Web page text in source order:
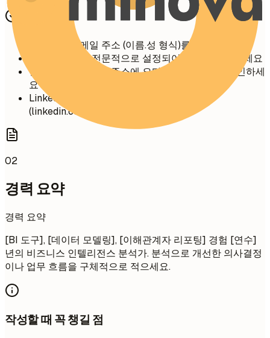
전문적인 이메일 주소 (이름.성 형식)를 사용하세요
음성 메시지는 전문적으로 설정되어 있는지 확인하세요
전화번호와 이메일 주소에 오타가 없는지 다시 확인하세
요
LinkedIn URL을 사용자 정의하세요
(linkedin.com/in/yourname)
02
경력 요약
경력 요약
[BI 도구], [데이터 모델링], [이해관계자 리포팅] 경험 [연수]
년의 비즈니스 인텔리전스 분석가. 분석으로 개선한 의사결정
이나 업무 흐름을 구체적으로 적으세요.
작성할 때 꼭 챙길 점